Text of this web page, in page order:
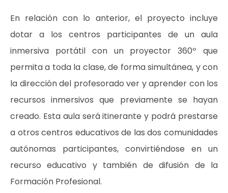
En relación con lo anterior, el proyecto incluye
dotar a los centros participantes de un aula
inmersiva portátil con un proyector 360º que
permita a toda la clase, de forma simultánea, y con
la dirección del profesorado ver y aprender con los
recursos inmersivos que previamente se hayan
creado. Esta aula será itinerante y podrá prestarse
a otros centros educativos de las dos comunidades
autónomas participantes, convirtiéndose en un
recurso educativo y también de difusión de la
Formación Profesional.